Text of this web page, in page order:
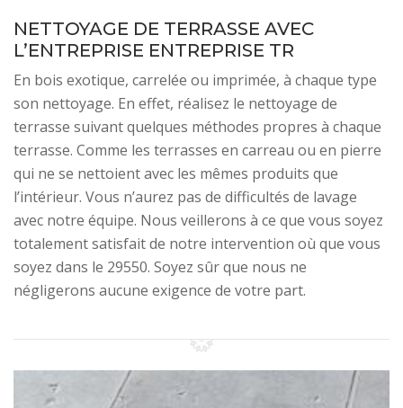
NETTOYAGE DE TERRASSE AVEC
L’ENTREPRISE ENTREPRISE TR
En bois exotique, carrelée ou imprimée, à chaque type
son nettoyage. En effet, réalisez le nettoyage de
terrasse suivant quelques méthodes propres à chaque
terrasse. Comme les terrasses en carreau ou en pierre
qui ne se nettoient avec les mêmes produits que
l’intérieur. Vous n’aurez pas de difficultés de lavage
avec notre équipe. Nous veillerons à ce que vous soyez
totalement satisfait de notre intervention où que vous
soyez dans le 29550. Soyez sûr que nous ne
négligerons aucune exigence de votre part.